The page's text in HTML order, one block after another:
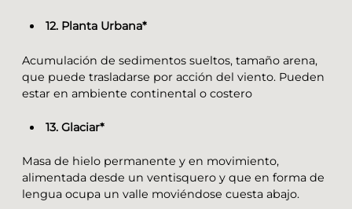
12. Planta Urbana*
Acumulación de sedimentos sueltos, tamaño arena,
que puede trasladarse por acción del viento. Pueden
estar en ambiente continental o costero
13. Glaciar*
Masa de hielo permanente y en movimiento,
alimentada desde un ventisquero y que en forma de
lengua ocupa un valle moviéndose cuesta abajo.